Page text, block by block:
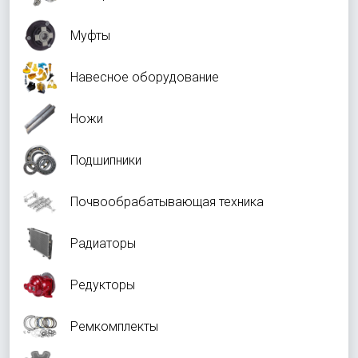
Муфты
Навесное оборудование
Ножи
Подшипники
Почвообрабатывающая техника
Радиаторы
Редукторы
Ремкомплекты